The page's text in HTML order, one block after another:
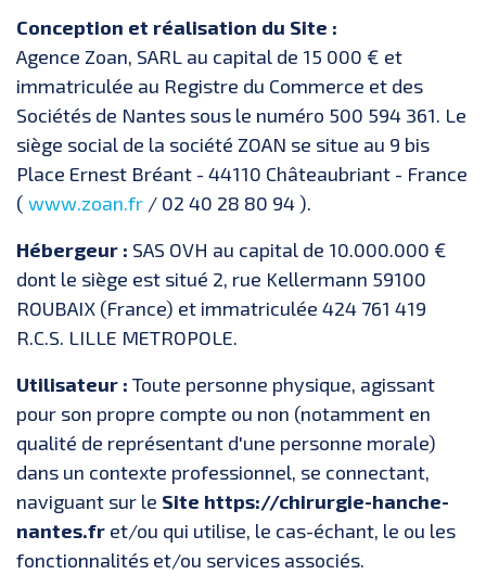
Conception et réalisation du Site :
Agence Zoan, SARL au capital de 15 000 € et
immatriculée au Registre du Commerce et des
Sociétés de Nantes sous le numéro 500 594 361. Le
siège social de la société ZOAN se situe au 9 bis
Place Ernest Bréant - 44110 Châteaubriant - France
( www.zoan.fr / 02 40 28 80 94 ).
Hébergeur : SAS OVH au capital de 10.000.000 €
dont le siège est situé 2, rue Kellermann 59100
ROUBAIX (France) et immatriculée 424 761 419
R.C.S. LILLE METROPOLE.
Utilisateur : Toute personne physique, agissant
pour son propre compte ou non (notamment en
qualité de représentant d'une personne morale)
dans un contexte professionnel, se connectant,
naviguant sur le Site https://chirurgie-hanche-
nantes.fr et/ou qui utilise, le cas-échant, le ou les
fonctionnalités et/ou services associés.